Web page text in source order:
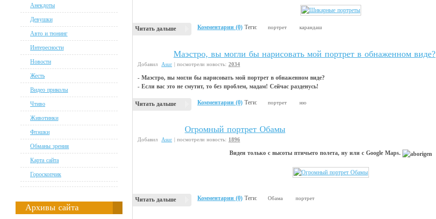
Анекдоты
Девушки
Авто и тюнинг
Интересности
Новости
Жесть
Видео приколы
Чтиво
Животинки
Флэшки
Обманы зрения
Карта сайта
Гороскопчик
Архивы сайта
Читать дальше Комментарии (0) Теги: портрет карандаш
Маэстро, вы могли бы нарисовать мой портрет в обнаженном виде?
Добавил Asur | посмотрели новость: 2034
- Маэстро, вы могли бы нарисовать мой портрет в обнаженном виде?
- Если вас это не смутит, то без проблем, мадам! Сейчас разденусь!
Читать дальше Комментарии (0) Теги: портрет ню
Огромный портрет Обамы
Добавил Asur | посмотрели новость: 1896
Виден только с высоты птичьего полета, ну или с Google Maps.
Читать дальше Комментарии (0) Теги: Обама портрет